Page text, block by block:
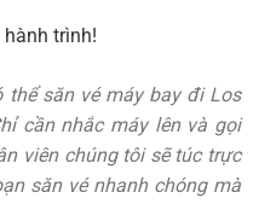
trình!
thể săn vé máy bay đi Los
cần nhắc máy lên và gọi
viên chúng tôi sẽ túc trực
săn vé nhanh chóng mà